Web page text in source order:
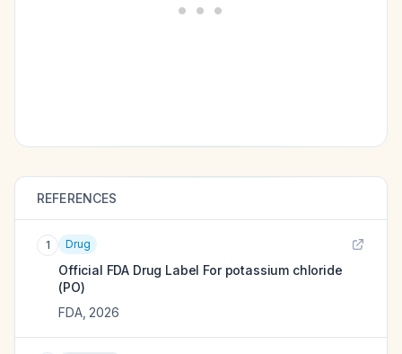
REFERENCES
1 Drug
Official FDA Drug Label For potassium chloride
(PO)
FDA, 2026